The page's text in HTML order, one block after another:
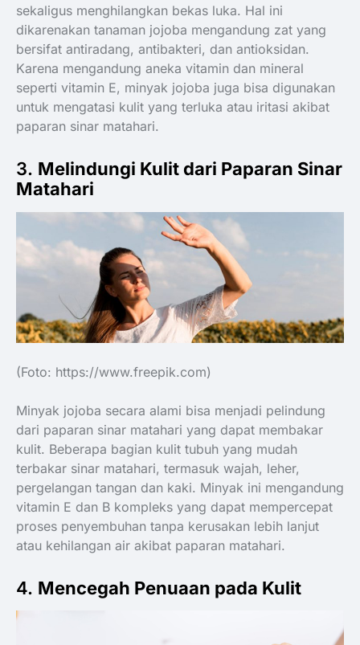
sekaligus menghilangkan bekas luka. Hal ini
dikarenakan tanaman jojoba mengandung zat yang
bersifat antiradang, antibakteri, dan antioksidan.
Karena mengandung aneka vitamin dan mineral
seperti vitamin E, minyak jojoba juga bisa digunakan
untuk mengatasi kulit yang terluka atau iritasi akibat
paparan sinar matahari.
3. Melindungi Kulit dari Paparan Sinar
Matahari
(Foto: https://www.freepik.com)
Minyak jojoba secara alami bisa menjadi pelindung
dari paparan sinar matahari yang dapat membakar
kulit. Beberapa bagian kulit tubuh yang mudah
terbakar sinar matahari, termasuk wajah, leher,
pergelangan tangan dan kaki. Minyak ini mengandung
vitamin E dan B kompleks yang dapat mempercepat
proses penyembuhan tanpa kerusakan lebih lanjut
atau kehilangan air akibat paparan matahari.
4. Mencegah Penuaan pada Kulit